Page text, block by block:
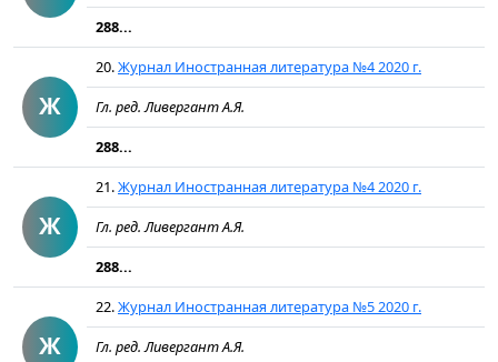
288...
Ж
20.Журнал Иностранная литература №4 2020 г.
Гл. ред. Ливергант А.Я.
288...
Ж
21.Журнал Иностранная литература №4 2020 г.
Гл. ред. Ливергант А.Я.
288...
Ж
22.Журнал Иностранная литература №5 2020 г.
Гл. ред. Ливергант А.Я.